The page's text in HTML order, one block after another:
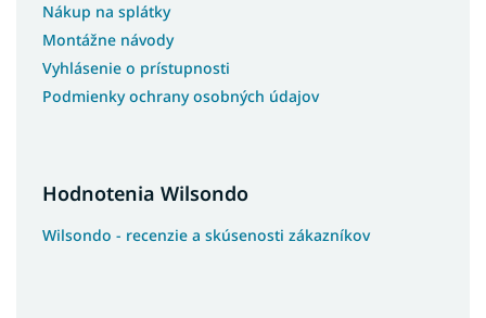
Nákup na splátky
Montážne návody
Vyhlásenie o prístupnosti
Podmienky ochrany osobných údajov
Hodnotenia Wilsondo
Wilsondo - recenzie a skúsenosti zákazníkov